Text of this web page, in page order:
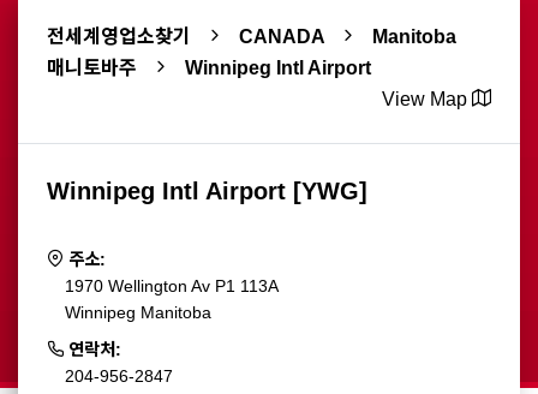
전세계영업소찾기 CANADA
Manitoba
매니토바주
Winnipeg Intl Airport
View Map
Winnipeg Intl Airport [YWG]
주소:
1970 Wellington Av P1 113A
Winnipeg Manitoba
연락처:
204-956-2847